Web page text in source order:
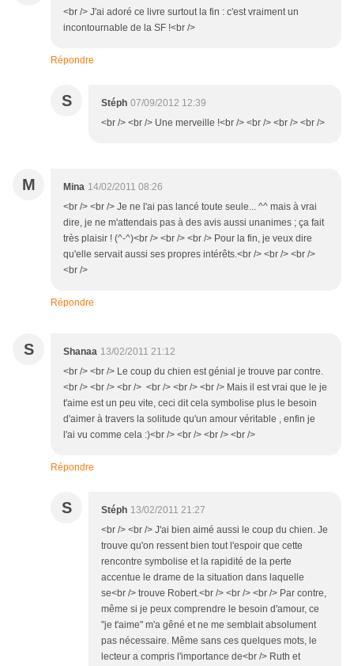
<br /> J'ai adoré ce livre surtout la fin : c'est vraiment un
incontournable de la SF !<br />
Répondre
S Stéph 07/09/2012 12:39
<br /> <br /> Une merveille !<br /> <br /> <br /> <br />
M Mina 14/02/2011 08:26
<br /> <br /> Je ne l'ai pas lancé toute seule... ^^ mais à vrai
dire, je ne m'attendais pas à des avis aussi unanimes ; ça fait
très plaisir ! (^-^)<br /> <br /> <br /> Pour la fin, je veux dire
qu'elle servait aussi ses propres intérêts.<br /> <br /> <br />
<br />
Répondre
S Shanaa 13/02/2011 21:12
<br /> <br /> Le coup du chien est génial je trouve par contre.
<br /> <br /> <br /> <br /> <br /> <br /> Mais il est vrai que le je
t'aime est un peu vite, ceci dit cela symbolise plus le besoin
d'aimer à travers la solitude qu'un amour véritable , enfin je
l'ai vu comme cela :)<br /> <br /> <br /> <br />
Répondre
S Stéph 13/02/2011 21:27
<br /> <br /> J'ai bien aimé aussi le coup du chien. Je
trouve qu'on ressent bien tout l'espoir que cette
rencontre symbolise et la rapidité de la perte
accentue le drame de la situation dans laquelle
se<br /> trouve Robert.<br /> <br /> <br /> Par contre,
même si je peux comprendre le besoin d'amour, ce
"je t'aime" m'a gêné et ne me semblait absolument
pas nécessaire. Même sans ces quelques mots, le
lecteur a compris l'importance de<br /> Ruth et